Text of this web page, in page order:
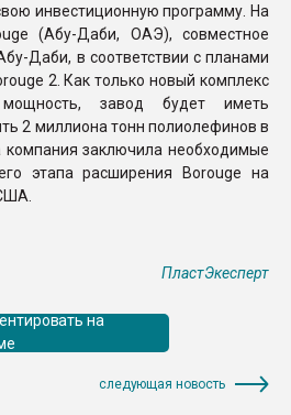
инвестиционную программу. На
(Абу-Даби, ОАЭ), совместное
Даби, в соответствии с планами
2. Как только новый комплекс
завод будет иметь
2 миллиона тонн полиолефинов в
компания заключила необходимые
этапа расширения Borouge на
ПластЭкесперт
на
следующая новость